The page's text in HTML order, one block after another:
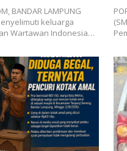
BANDAR LAMPUNG
keluarga
Wartawan Indonesia…